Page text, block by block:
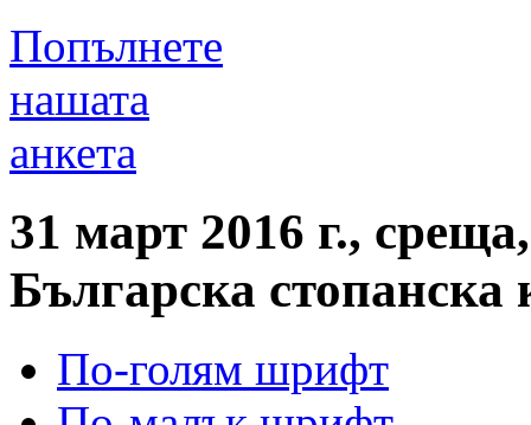
Попълнете
нашата
анкета
31 март 2016 г.,
Българска стопанска
По-голям шрифт